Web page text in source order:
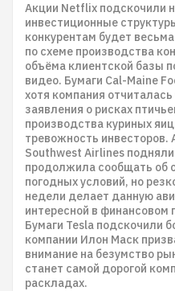
Акции Netflix подскочили
инвестиционные
конкурентам будет
по схеме производства
объёма клиентской базы
видео. Бумаги Cal-Maine
хотя компания
заявления о рисках
производства куриных
тревожность инвесторов.
Southwest Airlines
продолжила сообщать об
погодных условий, но
недели делает данную
интересной в финансовом
Бумаги Tesla подскочили
компании Илон Маск
внимание на безумство
станет самой дорогой
раскладах.